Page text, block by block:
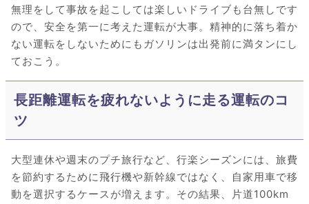
無理をして事故を起こしては楽しいドライブも台無しです
ので、安全を第一に考えた運転が大事。精神的に落ち着か
ない運転をしないためにもガソリンは出発前に満タンにし
ておこう。
長距離運転を疲れないように走る運転のコ
ツ
大型連休や週末のプチ旅行など、行楽シーズンには、旅費
を節約するために飛行機や新幹線ではなく、自家用車で移
動を選択するケースが増えます。その結果、片道100km